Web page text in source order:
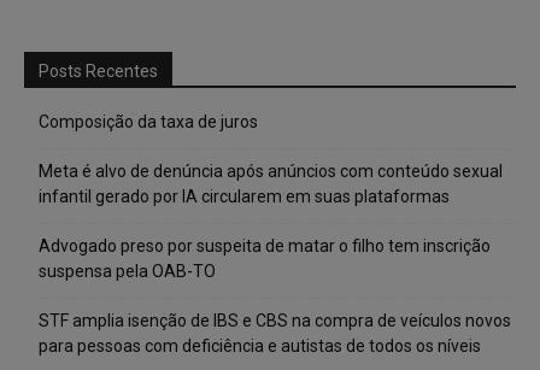
Posts Recentes
Composição da taxa de juros
Meta é alvo de denúncia após anúncios com conteúdo sexual
infantil gerado por IA circularem em suas plataformas
Advogado preso por suspeita de matar o filho tem inscrição
suspensa pela OAB-TO
STF amplia isenção de IBS e CBS na compra de veículos novos
para pessoas com deficiência e autistas de todos os níveis